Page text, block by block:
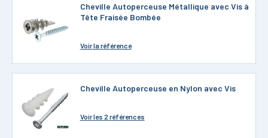
Cheville Autoperceuse Métallique avec Vis à
Tête Fraisée Bombée
Voirla référence
Cheville Autoperceuse en Nylon avec Vis
Voirles 2 références